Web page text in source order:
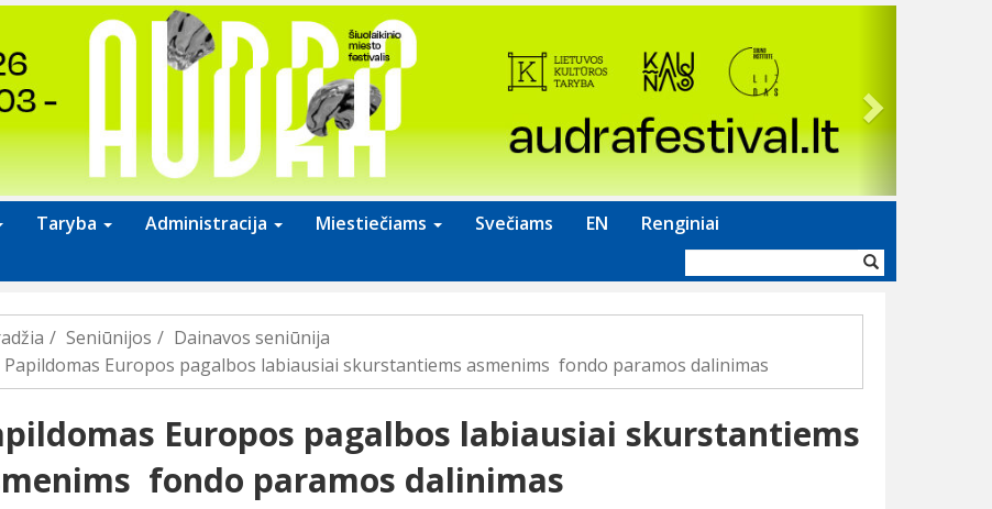
Taryba Administracija Miestiečiams Svečiams EN Renginiai
forma
Seniūnijos
Dainavos seniūnija
Papildomas Europos pagalbos labiausiai skurstantiems asmenims fondo paramos dalinimas
Europos pagalbos labiausiai skurstantiems
fondo paramos dalinimas